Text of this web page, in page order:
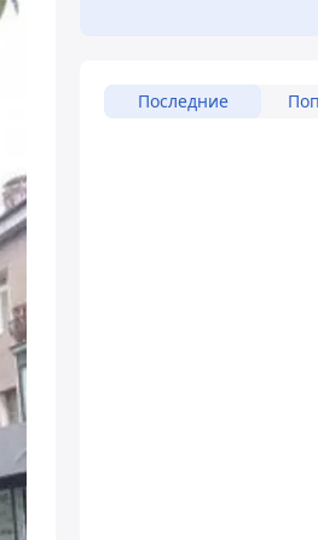
Последние